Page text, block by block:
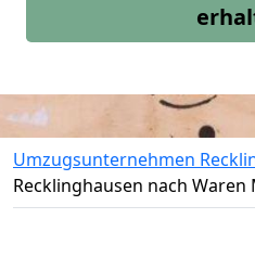
Umzugsunternehmen
Recklinghausen nach Waren